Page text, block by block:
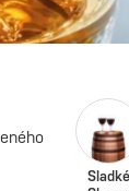
Sladké